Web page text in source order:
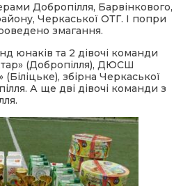
Добропілля, Барвінкового,
Черкаської ОТГ. І попри
змагання.
юнаків та 2 дівочі команди
(Добропілля), ДЮСШ
збірна Черкаської
А ще дві дівочі команди з